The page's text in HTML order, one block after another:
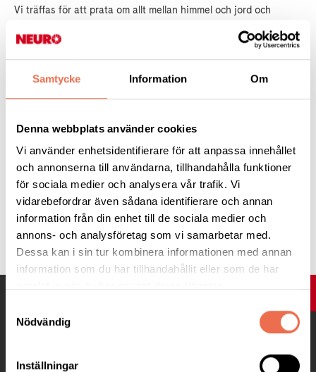
Samtycke Information Om
Denna webbplats använder cookies
Vi använder enhetsidentifierare för att anpassa innehållet
och annonserna till användarna, tillhandahålla funktioner
för sociala medier och analysera vår trafik. Vi
vidarebefordrar även sådana identifierare och annan
information från din enhet till de sociala medier och
annons- och analysföretag som vi samarbetar med.
Dessa kan i sin tur kombinera informationen med annan
information som du har tillhandahållit eller som de har
Nödvändig
Inställningar
Vi träffas för att prata om allt mellan himmel och jord och
Efter fikan kan man passa på att besöka de utställningar som är
öppna för dagen eller så kanske man hittar något i butiken ni
Ingen föranmälan krävs.
Ansvarig för denna träff är Malin Nimark
UPP